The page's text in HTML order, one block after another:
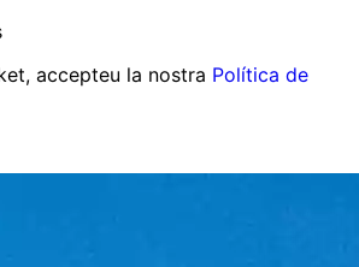
accepteu la nostra Política de